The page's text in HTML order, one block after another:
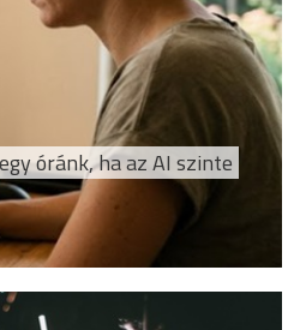
óránk, ha az AI szinte